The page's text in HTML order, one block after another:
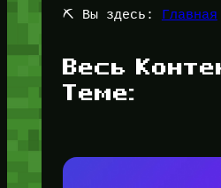
⛏️ Вы здесь: Главная
Весь
Теме: